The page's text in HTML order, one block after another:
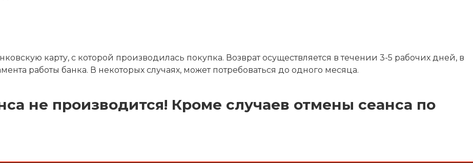
карту, с которой производилась покупка. Возврат осуществляется в течении 3-5 рабочих дней, в
работы банка. В некоторых случаях, может потребоваться до одного месяца.
не производится! Кроме случаев отмены сеанса по